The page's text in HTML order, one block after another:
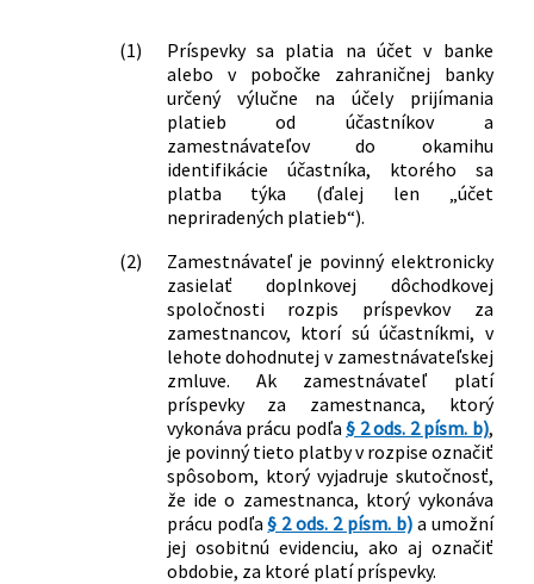
(1)
Príspevky sa platia na účet v banke
alebo v pobočke zahraničnej banky
určený výlučne na účely prijímania
platieb od účastníkov a
zamestnávateľov do okamihu
identifikácie účastníka, ktorého sa
platba týka (ďalej len „účet
nepriradených platieb“).
(2)
Zamestnávateľ je povinný elektronicky
zasielať doplnkovej dôchodkovej
spoločnosti rozpis príspevkov za
zamestnancov, ktorí sú účastníkmi, v
lehote dohodnutej v zamestnávateľskej
zmluve. Ak zamestnávateľ platí
príspevky za zamestnanca, ktorý
vykonáva prácu podľa§ 2 ods. 2 písm. b),
je povinný tieto platby v rozpise označiť
spôsobom, ktorý vyjadruje skutočnosť,
že ide o zamestnanca, ktorý vykonáva
prácu podľa§ 2 ods. 2 písm. b)a umožní
jej osobitnú evidenciu, ako aj označiť
obdobie, za ktoré platí príspevky.